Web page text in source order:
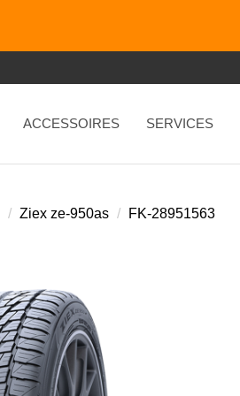
ACCESSOIRES SERVICES
Ziex ze-950as FK-28951563